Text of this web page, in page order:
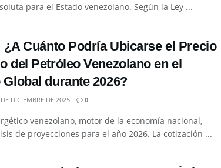
para el Estado venezolano. Según la Ley ...
Cuánto Podría Ubicarse el Precio
del Petróleo Venezolano en el
Global durante 2026?
DICIEMBRE DE 2025 0
venezolano, motor de la economía nacional,
de proyecciones para el año 2026. La cotización ...